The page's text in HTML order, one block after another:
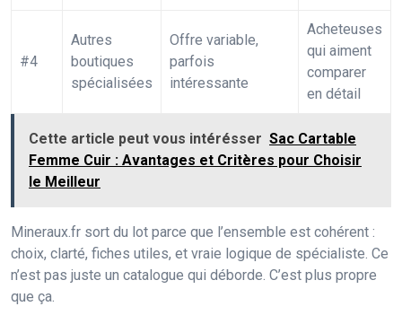
#4
Autres
boutiques
spécialisées
Offre variable,
parfois
intéressante
Acheteuses
qui aiment
comparer
en détail
Cette article peut vous intérésser Sac Cartable
Femme Cuir : Avantages et Critères pour Choisir
le Meilleur
Mineraux.fr sort du lot parce que l’ensemble est cohérent :
choix, clarté, fiches utiles, et vraie logique de spécialiste. Ce
n’est pas juste un catalogue qui déborde. C’est plus propre
que ça.